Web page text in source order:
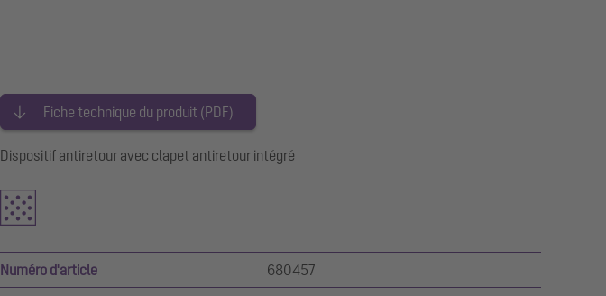
Fiche technique du produit (PDF)
Dispositif antiretour avec clapet antiretour intégré
Numéro d'article 680457